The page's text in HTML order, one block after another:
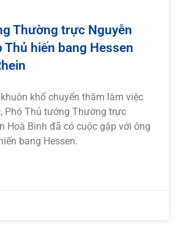
Thường trực Nguyễn
Thủ hiến bang Hessen
khổ chuyến thăm làm việc
Phó Thủ tướng Thường trực
Hoà Bình đã có cuộc gặp với ông
bang Hessen.